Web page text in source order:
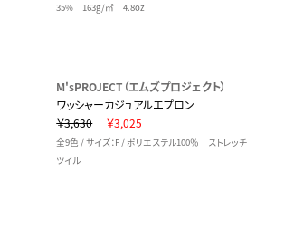
35% 163g/㎡ 4.8oz
M'sPROJECT（エムズプロジェクト）
ワッシャーカジュアルエプロン
￥3,630
￥3,025
全9色 / サイズ：F / ポリエステル100％ ストレッチ
ツイル